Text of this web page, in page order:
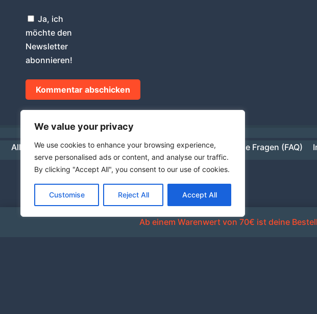
We value your privacy
We use cookies to enhance your browsing experience,
serve personalised ads or content, and analyse our traffic.
By clicking "Accept All", you consent to our use of cookies.
Customise Reject All Accept All
Ab einem Warenwert von 70€ ist deine
Ja, ich
möchte den
Newsletter
abonnieren!
Allgemeine Geschäftsbedingungen Datenschutz Häufige Fragen (FAQ)